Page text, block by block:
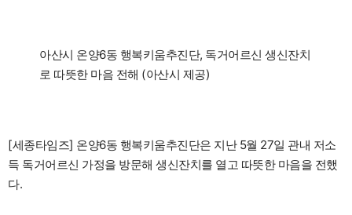
아산시 온양6동 행복키움추진단, 독거어르신 생신잔치
로 따뜻한 마음 전해 (아산시 제공)
[세종타임즈] 온양6동 행복키움추진단은 지난 5월 27일 관내 저소
득 독거어르신 가정을 방문해 생신잔치를 열고 따뜻한 마음을 전했
다.